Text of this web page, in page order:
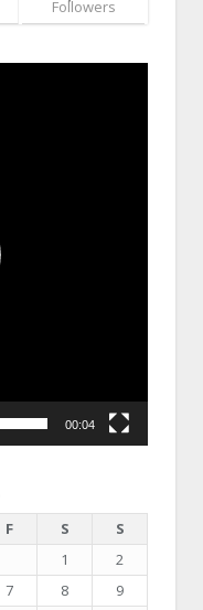
Followers
00:04
F S
S
1
2
7 8
9